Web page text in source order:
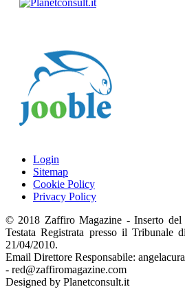
Login
Sitemap
Cookie Policy
Privacy Policy
© 2018 Zaffiro Magazine - Inserto del
Testata Registrata presso il Tribunale
21/04/2010.
Email Direttore Responsabile:
- red@zaffiromagazine.com
Designed by Planetconsult.it